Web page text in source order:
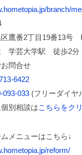
branch/
区鷹番2丁目19番13号
学芸大学駅 徒歩2分
問合せ
6422
093-033 (フリーダイヤ
別相談はこちらをク
メニューはこちら↓
reform/